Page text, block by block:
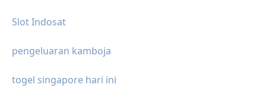
Slot Indosat
pengeluaran kamboja
togel singapore hari ini